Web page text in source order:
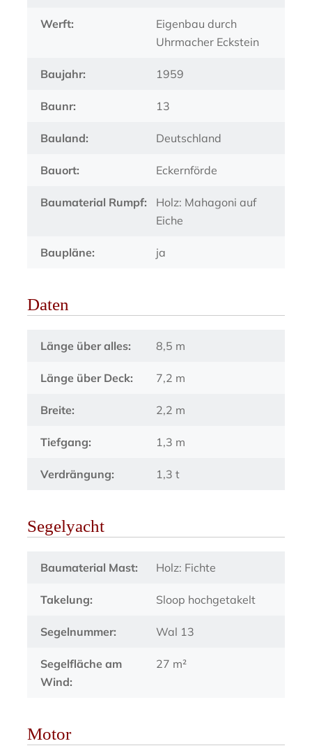
Werft:
Eigenbau durch
Uhrmacher Eckstein
Baujahr: 1959
Baunr: 13
Bauland: Deutschland
Bauort: Eckernförde
Baumaterial Rumpf:
Holz: Mahagoni auf
Eiche
Baupläne: ja
Daten
Länge über alles: 8,5 m
Länge über Deck: 7,2 m
Breite: 2,2 m
Tiefgang: 1,3 m
Verdrängung: 1,3 t
Segelyacht
Baumaterial Mast: Holz: Fichte
Takelung: Sloop hochgetakelt
Segelnummer: Wal 13
Segelfläche am
Wind:
27 m²
Motor